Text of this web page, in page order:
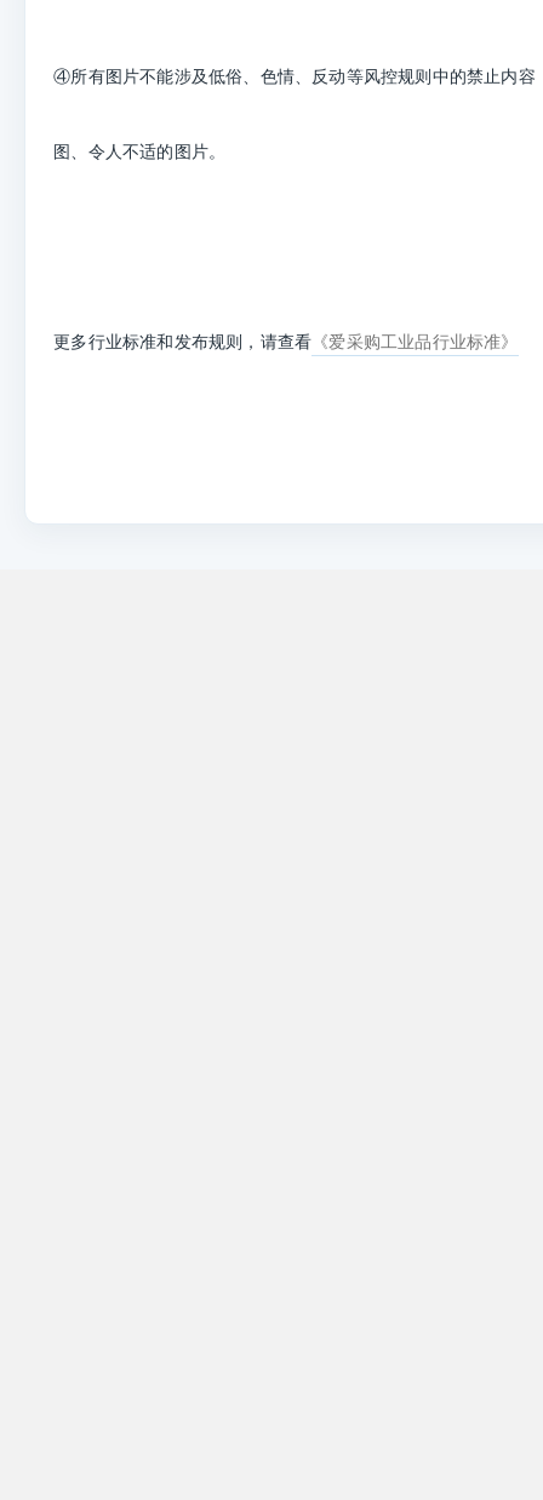
④所有图片不能涉及低俗、色情、反动等风控规则中的禁止内容
图、令人不适的图片。
更多行业标准和发布规则，请查看 《爱采购工业品行业标准》